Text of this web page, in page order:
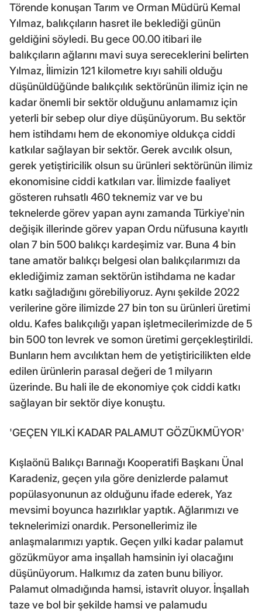
Törende konuşan Tarım ve Orman Müdürü Kemal
Yılmaz, balıkçıların hasret ile beklediği günün
geldiğini söyledi. Bu gece 00.00 itibari ile
balıkçıların ağlarını mavi suya sereceklerini belirten
Yılmaz, İlimizin 121 kilometre kıyı sahili olduğu
düşünüldüğünde balıkçılık sektörünün ilimiz için ne
kadar önemli bir sektör olduğunu anlamamız için
yeterli bir sebep olur diye düşünüyorum. Bu sektör
hem istihdamı hem de ekonomiye oldukça ciddi
katkılar sağlayan bir sektör. Gerek avcılık olsun,
gerek yetiştiricilik olsun su ürünleri sektörünün ilimiz
ekonomisine ciddi katkıları var. İlimizde faaliyet
gösteren ruhsatlı 460 teknemiz var ve bu
teknelerde görev yapan aynı zamanda Türkiye'nin
değişik illerinde görev yapan Ordu nüfusuna kayıtlı
olan 7 bin 500 balıkçı kardeşimiz var. Buna 4 bin
tane amatör balıkçı belgesi olan balıkçılarımızı da
eklediğimiz zaman sektörün istihdama ne kadar
katkı sağladığını görebiliyoruz. Aynı şekilde 2022
verilerine göre ilimizde 27 bin ton su ürünleri üretimi
oldu. Kafes balıkçılığı yapan işletmecilerimizde de 5
bin 500 ton levrek ve somon üretimi gerçekleştirildi.
Bunların hem avcılıktan hem de yetiştiricilikten elde
edilen ürünlerin parasal değeri de 1 milyarın
üzerinde. Bu hali ile de ekonomiye çok ciddi katkı
sağlayan bir sektör diye konuştu.
'GEÇEN YILKİ KADAR PALAMUT GÖZÜKMÜYOR'
Kışlaönü Balıkçı Barınağı Kooperatifi Başkanı Ünal
Karadeniz, geçen yıla göre denizlerde palamut
popülasyonunun az olduğunu ifade ederek, Yaz
mevsimi boyunca hazırlıklar yaptık. Ağlarımızı ve
teknelerimizi onardık. Personellerimiz ile
anlaşmalarımızı yaptık. Geçen yılki kadar palamut
gözükmüyor ama inşallah hamsinin iyi olacağını
düşünüyorum. Halkımız da zaten bunu biliyor.
Palamut olmadığında hamsi, istavrit oluyor. İnşallah
taze ve bol bir şekilde hamsi ve palamudu